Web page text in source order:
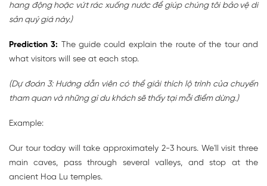
hang động hoặc vứt rác xuống nước để giúp chúng tôi bảo vệ di
sản quý giá này.)
Prediction 3: The guide could explain the route of the tour and
what visitors will see at each stop.
(Dự đoán 3: Hướng dẫn viên có thể giải thích lộ trình của chuyến
tham quan và những gì du khách sẽ thấy tại mỗi điểm dừng.)
Example:
Our tour today will take approximately 2-3 hours. We'll visit three
main caves, pass through several valleys, and stop at the
ancient Hoa Lu temples.